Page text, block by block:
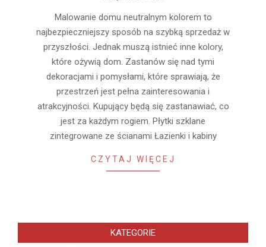
Malowanie domu neutralnym kolorem to
najbezpieczniejszy sposób na szybką sprzedaż w
przyszłości. Jednak muszą istnieć inne kolory,
które ożywią dom. Zastanów się nad tymi
dekoracjami i pomysłami, które sprawiają, że
przestrzeń jest pełna zainteresowania i
atrakcyjności. Kupujący będą się zastanawiać, co
jest za każdym rogiem. Płytki szklane
zintegrowane ze ścianami Łazienki i kabiny
CZYTAJ WIĘCEJ
KATEGORIE